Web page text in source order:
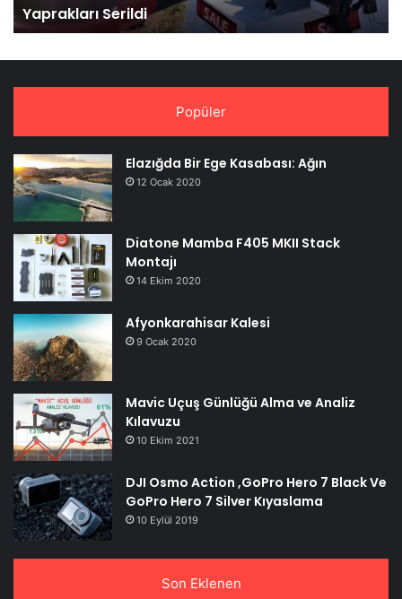
Yaprakları Serildi
Popüler
Elazığda Bir Ege Kasabası: Ağın
12 Ocak 2020
Diatone Mamba F405 MKII Stack
Montajı
14 Ekim 2020
Afyonkarahisar Kalesi
9 Ocak 2020
Mavic Uçuş Günlüğü Alma ve Analiz
Kılavuzu
10 Ekim 2021
DJI Osmo Action ,GoPro Hero 7 Black Ve
GoPro Hero 7 Silver Kıyaslama
10 Eylül 2019
Son Eklenen